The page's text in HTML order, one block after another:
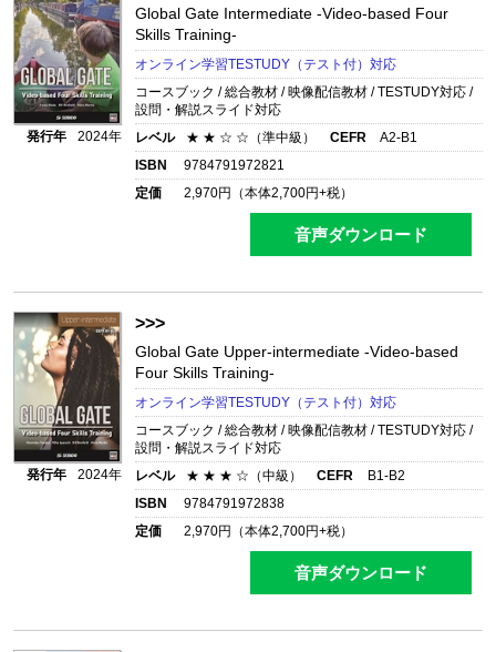
発行年 2024年
Global Gate Intermediate -Video-based Four
Skills Training-
オンライン学習TESTUDY（テスト付）対応
コースブック / 総合教材 / 映像配信教材 / TESTUDY対応 /
設問・解説スライド対応
レベル
★ ★ ☆ ☆（準中級） CEFR
A2-B1
ISBN
9784791972821
定価
2,970円（本体2,700円+税）
音声ダウンロード
発行年 2024年
>>>
Global Gate Upper-intermediate -Video-based
Four Skills Training-
オンライン学習TESTUDY（テスト付）対応
コースブック / 総合教材 / 映像配信教材 / TESTUDY対応 /
設問・解説スライド対応
レベル
★ ★ ★ ☆（中級） CEFR
B1-B2
ISBN
9784791972838
定価
2,970円（本体2,700円+税）
音声ダウンロード